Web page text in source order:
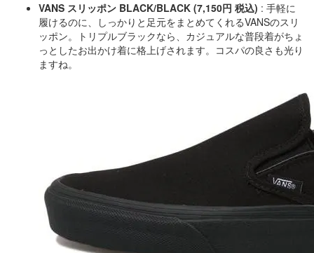
VANS スリッポン BLACK/BLACK (7,150円 税込) : 手軽に
履けるのに、しっかりと足元をまとめてくれるVANSのスリ
ッポン。トリプルブラックなら、カジュアルな普段着がちょ
っとしたお出かけ着に格上げされます。コスパの良さも光り
ますね。